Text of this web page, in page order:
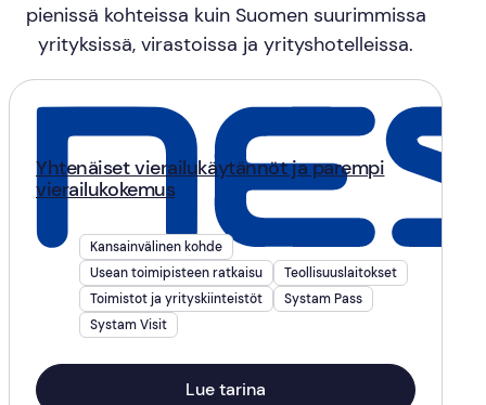
pienissä kohteissa kuin Suomen suurimmissa
yrityksissä, virastoissa ja yrityshotelleissa.
Yhtenäiset vierailukäytännöt ja parempi
vierailukokemus
Kansainvälinen kohde
Usean toimipisteen ratkaisu
Teollisuuslaitokset
Toimistot ja yrityskiinteistöt
Systam Pass
Systam Visit
Lue tarina